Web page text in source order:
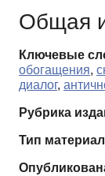
Общая
Ключевые
обогащения,
диалог,
Рубрика
Тип